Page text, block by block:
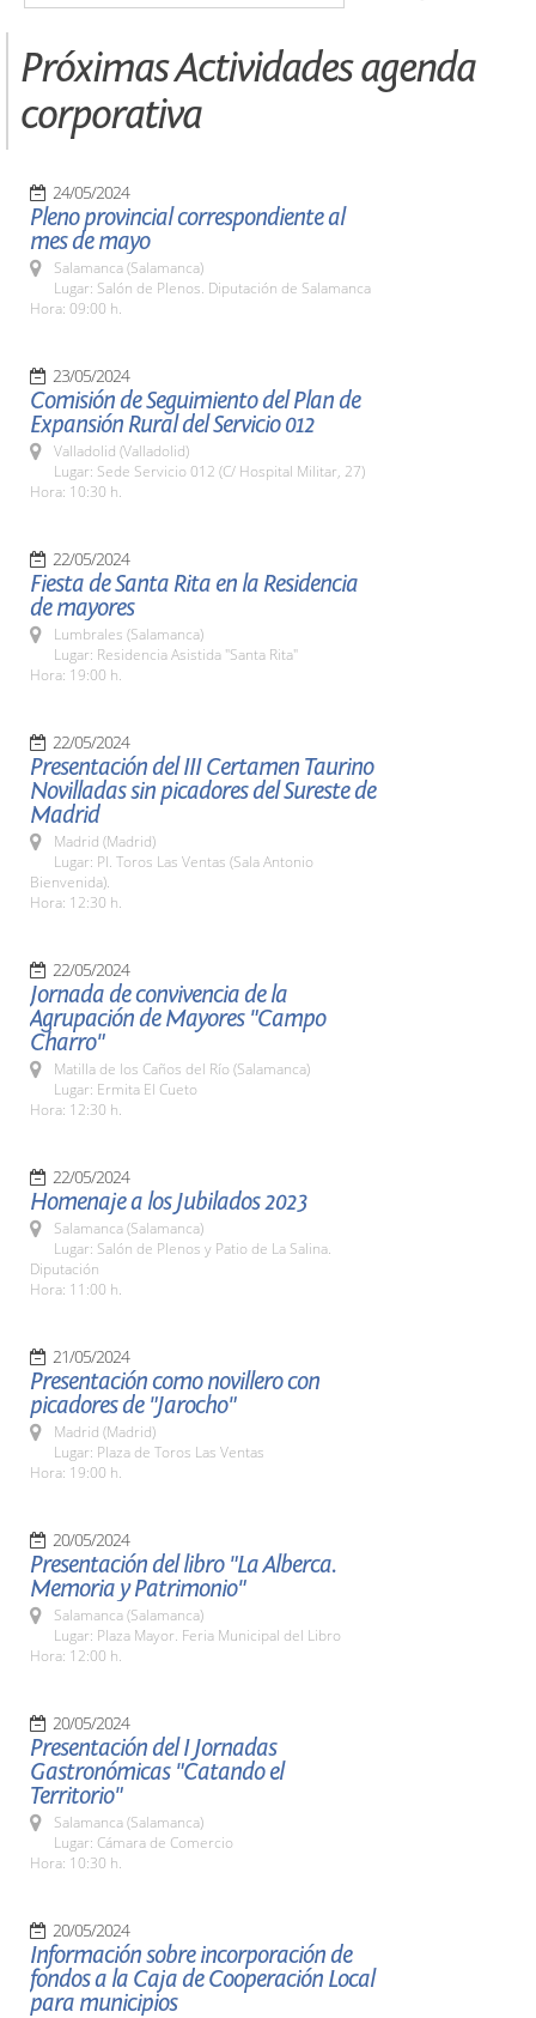
Próximas Actividades agenda
corporativa
24/05/2024
Pleno provincial correspondiente al
mes de mayo
Salamanca (Salamanca)
Lugar: Salón de Plenos. Diputación de Salamanca
Hora: 09:00 h.
23/05/2024
Comisión de Seguimiento del Plan de
Expansión Rural del Servicio 012
Valladolid (Valladolid)
Lugar: Sede Servicio 012 (C/ Hospital Militar, 27)
Hora: 10:30 h.
22/05/2024
Fiesta de Santa Rita en la Residencia
de mayores
Lumbrales (Salamanca)
Lugar: Residencia Asistida "Santa Rita"
Hora: 19:00 h.
22/05/2024
Presentación del III Certamen Taurino
Novilladas sin picadores del Sureste de
Madrid
Madrid (Madrid)
Lugar: Pl. Toros Las Ventas (Sala Antonio
Bienvenida).
Hora: 12:30 h.
22/05/2024
Jornada de convivencia de la
Agrupación de Mayores "Campo
Charro"
Matilla de los Caños del Río (Salamanca)
Lugar: Ermita El Cueto
Hora: 12:30 h.
22/05/2024
Homenaje a los Jubilados 2023
Salamanca (Salamanca)
Lugar: Salón de Plenos y Patio de La Salina.
Diputación
Hora: 11:00 h.
21/05/2024
Presentación como novillero con
picadores de "Jarocho"
Madrid (Madrid)
Lugar: Plaza de Toros Las Ventas
Hora: 19:00 h.
20/05/2024
Presentación del libro "La Alberca.
Memoria y Patrimonio"
Salamanca (Salamanca)
Lugar: Plaza Mayor. Feria Municipal del Libro
Hora: 12:00 h.
20/05/2024
Presentación del I Jornadas
Gastronómicas "Catando el
Territorio"
Salamanca (Salamanca)
Lugar: Cámara de Comercio
Hora: 10:30 h.
20/05/2024
Información sobre incorporación de
fondos a la Caja de Cooperación Local
para municipios